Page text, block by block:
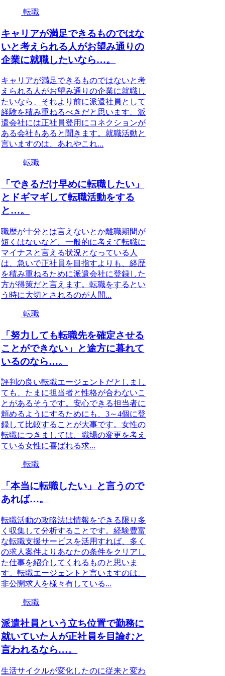
転職
キャリアが満足できるものではな
いと考えられる人がお望み通りの
企業に就職したいなら…。
キャリアが満足できるものではないと考
えられる人がお望み通りの企業に就職し
たいなら、それより前に派遣社員として
経験を積み重ねるべきだと思います。派
遣会社には正社員登用にコネクションが
ある会社もあると聞きます。就職活動と
言いますのは、あれやこれ...
転職
「できるだけ早めに転職したい」
とドギマギして転職活動をする
と…。
職歴が十分とは言えないとか離職期間が
短くはないなど、一般的に考えて転職に
マイナスと言える状況となっている人
は、急いで正社員を目指すよりも、経歴
を積み重ねるために派遣会社に登録した
方が得策だと言えます。転職をするとい
う時に大切とされるのが人間...
転職
「努力しても転職先を確定させる
ことができない」と途方に暮れて
いるのなら…。
評判の良い転職エージェントだとしまし
ても、たまに担当者と性格が合わないこ
とがあるそうです。安心できる担当者に
頼めるようにするためにも、3～4個に登
録して比較することが大事です。女性の
転職につきましては、職場の変更を考え
ている女性に喜ばれる求...
転職
「本当に転職したい」と言うので
あれば…。
転職活動の攻略法は情報をできる限り多
く収集して分析することです。経験豊富
な転職支援サービスを活用すれば、多く
の求人案件よりあなたの条件をクリアし
た仕事を紹介してくれるものと思いま
す。転職エージェントと言いますのは、
非公開求人を様々有している...
転職
派遣社員という立ち位置で勤務に
就いていた人が正社員を目論むと
言われるなら…。
生活サイクルが変化したのに従来と変わ